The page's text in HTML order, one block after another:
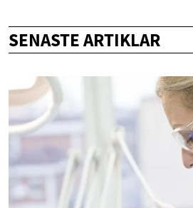
SENASTE ARTIKLAR